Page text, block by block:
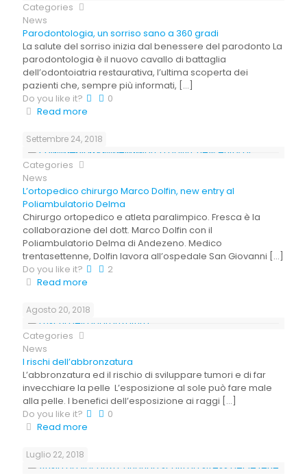
Categories
News
Parodontologia, un sorriso sano a 360 gradi
La salute del sorriso inizia dal benessere del parodonto La
parodontologia è il nuovo cavallo di battaglia
dell’odontoiatria restaurativa, l’ultima scoperta dei
pazienti che, sempre più informati, […]
Do you like it?
0
Read more
Settembre 24, 2018
Categories
News
L’ortopedico chirurgo Marco Dolfin, new entry al
Poliambulatorio Delma
Chirurgo ortopedico e atleta paralimpico. Fresca è la
collaborazione del dott. Marco Dolfin con il
Poliambulatorio Delma di Andezeno. Medico
trentasettenne, Dolfin lavora all’ospedale San Giovanni […]
Do you like it?
2
Read more
Agosto 20, 2018
Categories
News
I rischi dell’abbronzatura
L’abbronzatura ed il rischio di sviluppare tumori e di far
invecchiare la pelle L’esposizione al sole può fare male
alla pelle. I benefici dell’esposizione ai raggi […]
Do you like it?
0
Read more
Luglio 22, 2018